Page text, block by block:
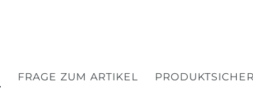
FRAGE ZUM ARTIKEL